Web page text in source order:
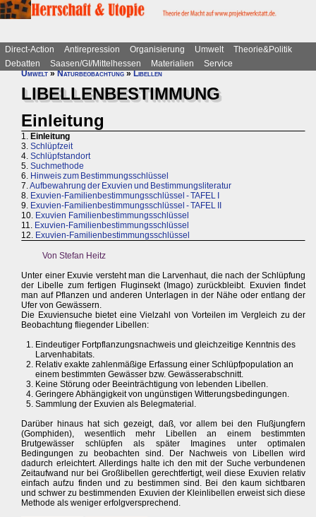
Direct-Action Antirepression Organisierung Umwelt
Theorie&Politik
Debatten
Saasen/GI/Mittelhessen Materialien
Service
Umwelt»Naturbeobachtung»Libellen
LIBELLENBESTIMMUNG
Einleitung
1. Einleitung
3. Schlüpfzeit
4. Schlüpfstandort
5. Suchmethode
6. Hinweis zum Bestimmungsschlüssel
7.Aufbewahrung der Exuvien und Bestimmungsliteratur
8. Exuvien-Familienbestimmungsschlüssel - TAFEL I
9. Exuvien-Familienbestimmungsschlüssel - TAFEL II
10. Exuvien Familienbestimmungsschlüssel
11. Exuvien-Familienbestimmungsschlüssel
12. Exuvien-Familienbestimmungsschlüssel
Von Stefan Heitz
Unter einer Exuvie versteht man die Larvenhaut, die nach der Schlüpfung
der Libelle zum fertigen Fluginsekt (Imago) zurückbleibt. Exuvien findet
man auf Pflanzen und anderen Unterlagen in der Nähe oder entlang der
Ufer von Gewässern.
Die Exuviensuche bietet eine Vielzahl von Vorteilen im Vergleich zu der
Beobachtung fliegender Libellen:
Eindeutiger Fortpflanzungsnachweis und gleichzeitige Kenntnis des
Larvenhabitats.
Relativ exakte zahlenmäßige Erfassung einer Schlüpfpopulation an
einem bestimmten Gewässer bzw. Gewässerabschnitt.
Keine Störung oder Beeinträchtigung von lebenden Libellen.
Geringere Abhängigkeit von ungünstigen Witterungsbedingungen.
Sammlung der Exuvien als Belegmaterial.
Darüber hinaus hat sich gezeigt, daß, vor allem bei den Flußjungfern
(Gomphiden), wesentlich mehr Libellen an einem bestimmten
Brutgewässer schlüpfen als später Imagines unter optimalen
Bedingungen zu beobachten sind. Der Nachweis von Libellen wird
dadurch erleichtert. Allerdings halte ich den mit der Suche verbundenen
Zeitaufwand nur bei Großlibellen gerechtfertigt, weil diese Exuvien relativ
einfach aufzu finden und zu bestimmen sind. Bei den kaum sichtbaren
und schwer zu bestimmenden Exuvien der Kleinlibellen erweist sich diese
Methode als weniger erfolgversprechend.